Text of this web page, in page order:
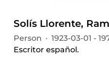
Solís Llorente,
Person · 1923-03-01 -
Escritor español.